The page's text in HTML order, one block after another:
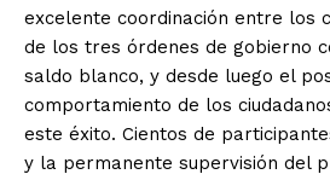
excelente coordinación entre los
de los tres órdenes de gobierno
saldo blanco, y desde luego el
comportamiento de los
este éxito. Cientos de
y la permanente supervisión del